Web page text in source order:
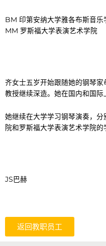
BM 印第安纳大学雅各布斯音乐
MM 罗斯福大学表演艺术学院
齐女士五岁开始跟随她的钢琴
教授继续深造。她在国内和国际
她继续在大学学习钢琴演奏，
院和罗斯福大学表演艺术学院的
JS巴赫
返回教职员工